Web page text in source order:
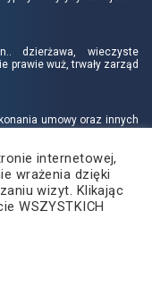
dzierżawa, wieczyste
prawie wuż, trwały zarząd
umowy oraz innych
na rachunek Urzędu
Sp. z o.o.
internetowej,
wrażenia dzięki
wizyt. Klikając
WSZYSTKICH